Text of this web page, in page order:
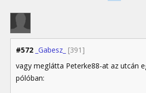
#572 _Gabesz_ [391]
vagy meglátta Peterke88-at az utcán
pólóban: